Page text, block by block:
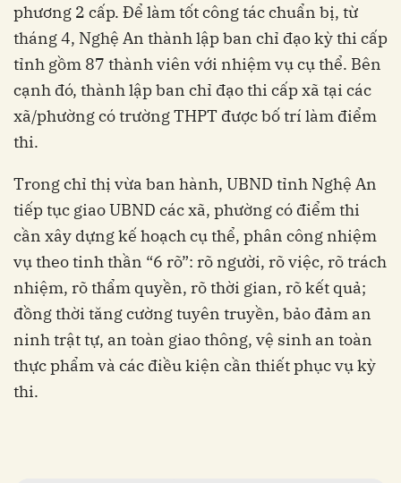
phương 2 cấp. Để làm tốt công tác chuẩn bị, từ
tháng 4, Nghệ An thành lập ban chỉ đạo kỳ thi cấp
tỉnh gồm 87 thành viên với nhiệm vụ cụ thể. Bên
cạnh đó, thành lập ban chỉ đạo thi cấp xã tại các
xã/phường có trường THPT được bố trí làm điểm
thi.
Trong chỉ thị vừa ban hành, UBND tỉnh Nghệ An
tiếp tục giao UBND các xã, phường có điểm thi
cần xây dựng kế hoạch cụ thể, phân công nhiệm
vụ theo tinh thần “6 rõ”: rõ người, rõ việc, rõ trách
nhiệm, rõ thẩm quyền, rõ thời gian, rõ kết quả;
đồng thời tăng cường tuyên truyền, bảo đảm an
ninh trật tự, an toàn giao thông, vệ sinh an toàn
thực phẩm và các điều kiện cần thiết phục vụ kỳ
thi.